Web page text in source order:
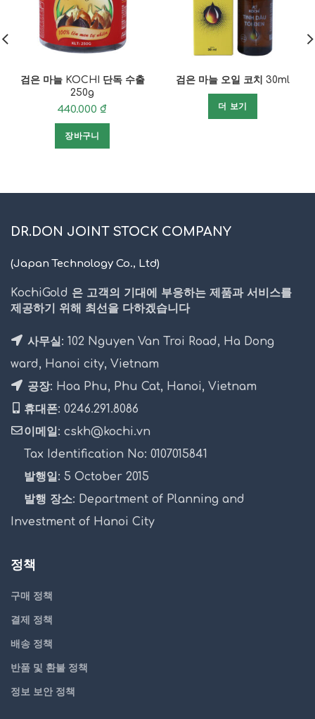
검은 마늘 KOCHI 단독 수출
250g
440.000 ₫
장바구니
검은 마늘 오일 코치 30ml
더 보기
DR.DON JOINT STOCK COMPANY
(Japan Technology Co., Ltd)
KochiGold 은 고객의 기대에 부응하는 제품과 서비스를
제공하기 위해 최선을 다하겠습니다
사무실: 102 Nguyen Van Troi Road, Ha Dong
ward, Hanoi city, Vietnam
공장: Hoa Phu, Phu Cat, Hanoi, Vietnam
휴대폰: 0246.291.8086
이메일: cskh@kochi.vn
Tax Identification No: 0107015841
발행일: 5 October 2015
발행 장소: Department of Planning and
Investment of Hanoi City
정책
구매 정책
결제 정책
배송 정책
반품 및 환불 정책
정보 보안 정책